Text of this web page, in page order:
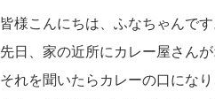
皆様こんにちは、ふなちゃんで
先日、家の近所にカレー屋さん
それを聞いたらカレーの口にな